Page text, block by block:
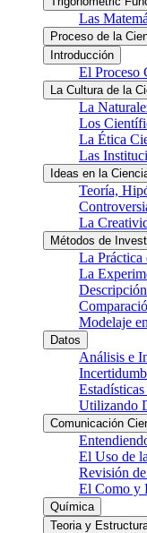
Las
Proceso de la
Introducción
El Proceso
La Cultura de la
La
Los
La Ética
Las
Ideas en la
Teoría,
La
Métodos de
La Práctica
La
Modelaje
Datos
Análisis e
Utilizando
Comunicación
El Uso de
Revisión
El Como y
Química
Teoria y